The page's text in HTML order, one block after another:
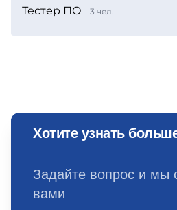
Тестер ПО 3 чел.
Хотите узнать
Задайте вопрос и мы
вами